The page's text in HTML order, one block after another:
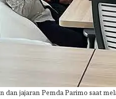
jajaran Pemda Parimo saat